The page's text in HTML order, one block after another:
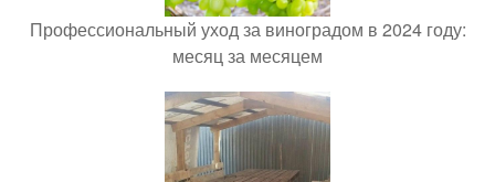
Профессиональный уход за виноградом в 2024 году:
месяц за месяцем